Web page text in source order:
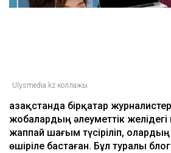
Ulysmedia.kz коллажы
Қазақстанда бірқатар
жобалардың әлеуметтік
жаппай шағым түсіріліп,
өшіріле бастаған. Бұл туралы